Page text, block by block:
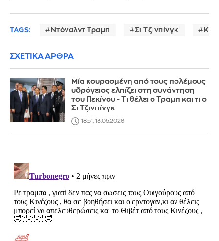
TAGS: Ντόναλντ Τραμπ Σι Τζινπίνγκ
ΣΧΕΤΙΚΑ ΑΡΘΡΑ
Μία κουρασμένη από τους πολέμους
υδρόγειος ελπίζει στη συνάντηση
του Πεκίνου - Τι θέλει ο Τραμπ και τι ο
Σι Τζινπίνγκ
18:51, 13.05.2026